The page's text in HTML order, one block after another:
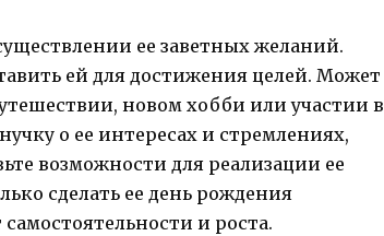
ее заветных желаний.
ей для достижения целей. Может
новом хобби или участии в
о ее интересах и стремлениях,
возможности для реализации ее
сделать ее день рождения
и роста.